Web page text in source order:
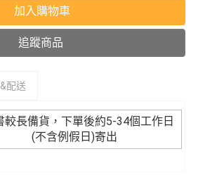
加入購物車
追蹤商品
配送
較長備貨，下單後約5-34個工作日
(不含例假日)寄出